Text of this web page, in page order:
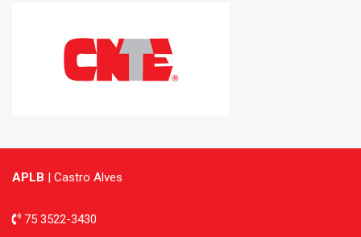
APLB | Castro Alves
75 3522-3430